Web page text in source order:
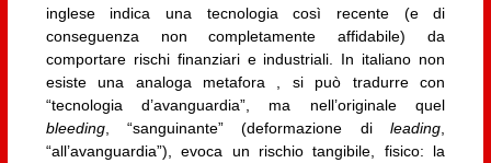
inglese indica una tecnologia così recente (e di
conseguenza non completamente affidabile) da
comportare rischi finanziari e industriali. In italiano non
esiste una analoga metafora , si può tradurre con
“tecnologia d’avanguardia”, ma nell’originale quel
bleeding, “sanguinante” (deformazione dileading
“all’avanguardia”), evoca un rischio tangibile, fisico: la